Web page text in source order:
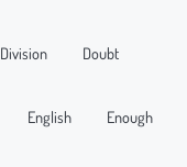
Division Doubt
English Enough